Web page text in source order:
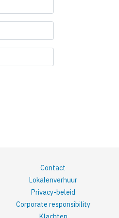
Contact
Lokalenverhuur
Privacy-beleid
Corporate responsibility